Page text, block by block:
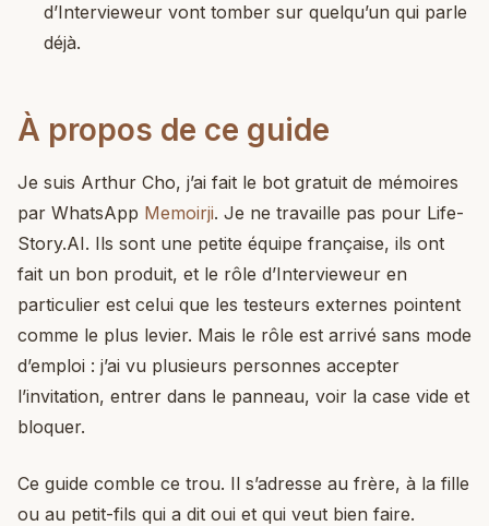
d’Intervieweur vont tomber sur quelqu’un qui parle
déjà.
À propos de ce guide
Je suis Arthur Cho, j’ai fait le bot gratuit de mémoires
par WhatsApp Memoirji. Je ne travaille pas pour Life-
Story.AI. Ils sont une petite équipe française, ils ont
fait un bon produit, et le rôle d’Intervieweur en
particulier est celui que les testeurs externes pointent
comme le plus levier. Mais le rôle est arrivé sans mode
d’emploi : j’ai vu plusieurs personnes accepter
l’invitation, entrer dans le panneau, voir la case vide et
bloquer.
Ce guide comble ce trou. Il s’adresse au frère, à la fille
ou au petit-fils qui a dit oui et qui veut bien faire.